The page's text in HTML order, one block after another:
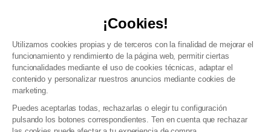
¡Cookies!
Utilizamos cookies propias y de terceros con la finalidad de mejorar el
funcionamiento y rendimiento de la página web, permitir ciertas
funcionalidades mediante el uso de cookies técnicas, adaptar el
contenido y personalizar nuestros anuncios mediante cookies de
marketing.
Puedes aceptarlas todas, rechazarlas o elegir tu configuración
pulsando los botones correspondientes. Ten en cuenta que rechazar
Política de gestión de datos personales y cookies
Condiciones generales de Venta Profesional